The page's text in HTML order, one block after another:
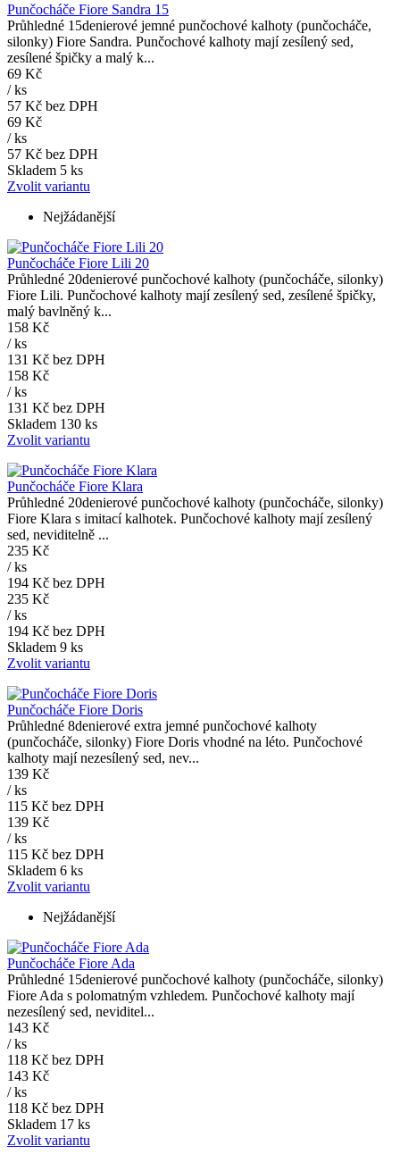
Punčocháče Fiore Sandra 15
Průhledné 15denierové jemné punčochové kalhoty (punčocháče,
silonky) Fiore Sandra. Punčochové kalhoty mají zesílený sed,
zesílené špičky a malý k...
69 Kč
/ks
57 Kč bez DPH
69 Kč
/ks
57 Kč bez DPH
Skladem 5 ks
Zvolit variantu
Nejžádanější
Punčocháče Fiore Lili 20
Průhledné 20denierové punčochové kalhoty (punčocháče, silonky)
Fiore Lili. Punčochové kalhoty mají zesílený sed, zesílené špičky,
malý bavlněný k...
158 Kč
/ks
131 Kč bez DPH
158 Kč
/ks
131 Kč bez DPH
Skladem 130 ks
Zvolit variantu
Punčocháče Fiore Klara
Průhledné 20denierové punčochové kalhoty (punčocháče, silonky)
Fiore Klara s imitací kalhotek. Punčochové kalhoty mají zesílený
sed, neviditelně ...
235 Kč
/ks
194 Kč bez DPH
235 Kč
/ks
194 Kč bez DPH
Skladem 9 ks
Zvolit variantu
Punčocháče Fiore Doris
Průhledné 8denierové extra jemné punčochové kalhoty
(punčocháče, silonky) Fiore Doris vhodné na léto. Punčochové
kalhoty mají nezesílený sed, nev...
139 Kč
/ks
115 Kč bez DPH
139 Kč
/ks
115 Kč bez DPH
Skladem 6 ks
Zvolit variantu
Nejžádanější
Punčocháče Fiore Ada
Průhledné 15denierové punčochové kalhoty (punčocháče, silonky)
Fiore Ada s polomatným vzhledem. Punčochové kalhoty mají
nezesílený sed, neviditel...
143 Kč
/ks
118 Kč bez DPH
143 Kč
/ks
118 Kč bez DPH
Skladem 17 ks
Zvolit variantu